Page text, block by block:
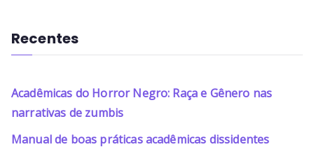
Recentes
Acadêmicas do Horror Negro: Raça e Gênero nas
narrativas de zumbis
Manual de boas práticas acadêmicas dissidentes